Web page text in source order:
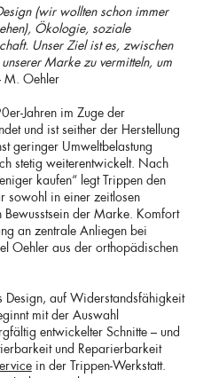
(wir wollten schon immer
Ökologie, soziale
Unser Ziel ist es, zwischen
Marke zu vermitteln, um
Oehler
Jahren im Zuge der
und ist seither der Herstellung
geringer Umweltbelastung
stetig weiterentwickelt. Nach
kaufen“ legt Trippen den
sowohl in einer zeitlosen
der Marke. Komfort
an zentrale Anliegen bei
Oehler aus der orthopädischen
Design, auf Widerstandsfähigkeit
mit der Auswahl
entwickelter Schnitte – und
und Reparierbarkeit
in der Trippen-Werkstatt.